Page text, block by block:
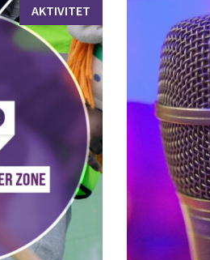
AKTIVITET